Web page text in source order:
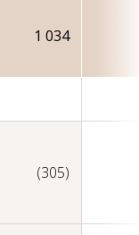
1 034
(305)